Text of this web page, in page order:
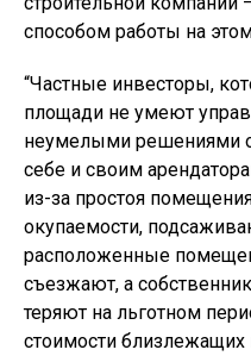
способом работы на
“Частные инвесторы,
площади не умеют
неумелыми решениями
себе и своим
из-за простоя
окупаемости,
расположенные
съезжают, а
теряют на льготном
стоимости